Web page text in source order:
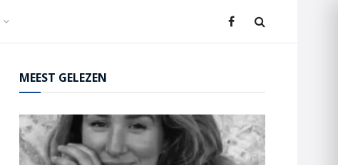
MEEST GELEZEN